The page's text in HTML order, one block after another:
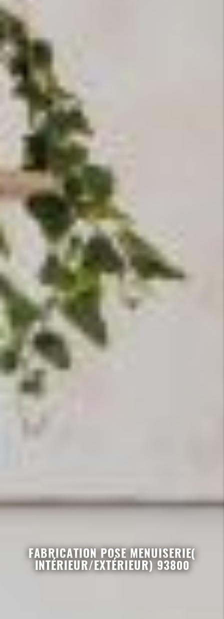
FABRICATION POSE MENUISERIE(
INTÉRIEUR/EXTÉRIEUR) 93800